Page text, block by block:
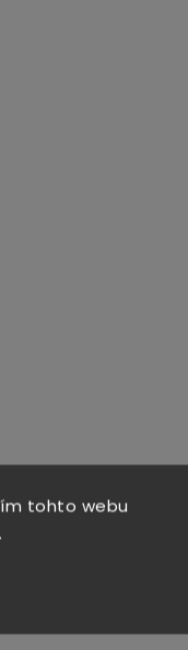
tohto webu
.